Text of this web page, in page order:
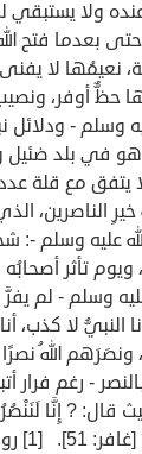
ولا يستبقي
بعدما فتح
نعيمُها لا
حظٌّ أوفر،
وسلم - ودلائل
في بلد ضئيل
لا يتفق مع قلة
خيرِ الناصرين،
عليه وسلم -:
تأثر أصحابُه
وسلم - لم
اللهُ
- رغم فرار
قال: ? إِنَّا